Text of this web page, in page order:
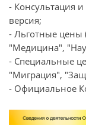
- Консультация
версия;
- Льготные цены
"Медицина",
- Специальные
"Миграция",
- Официальное